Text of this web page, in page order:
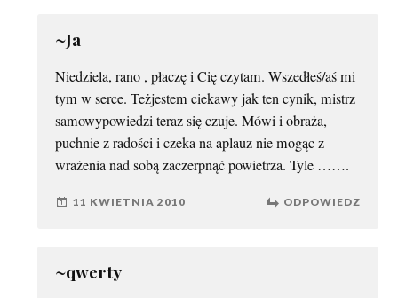
~Ja
Niedziela, rano , płaczę i Cię czytam. Wszedłeś/aś mi
tym w serce. Teżjestem ciekawy jak ten cynik, mistrz
samowypowiedzi teraz się czuje. Mówi i obraża,
puchnie z radości i czeka na aplauz nie mogąc z
wrażenia nad sobą zaczerpnąć powietrza. Tyle …….
11 KWIETNIA 2010 ODPOWIEDZ
~qwerty